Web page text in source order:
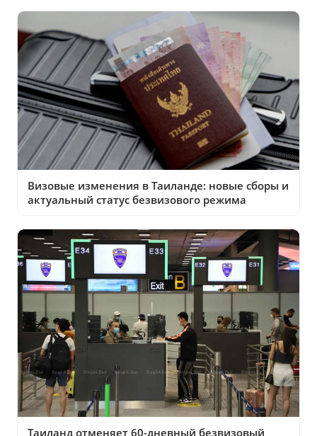
Визовые изменения в Таиланде: новые сборы и
актуальный статус безвизового режима
Таиланд отменяет 60-дневный безвизовый